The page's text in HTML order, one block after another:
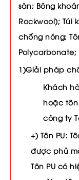
sàn; Bông
Rockwool); Túi
chống nóng;
Polycarbonate;
1)Giải pháp
Khách
hoặc tôn
công ty
+) Tôn PU:
được phủ
Tôn PU có